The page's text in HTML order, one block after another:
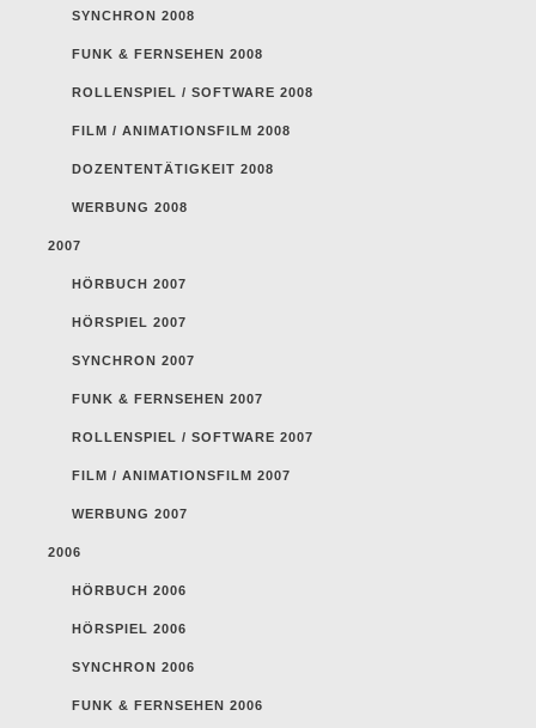
SYNCHRON 2008
FUNK & FERNSEHEN 2008
ROLLENSPIEL / SOFTWARE 2008
FILM / ANIMATIONSFILM 2008
DOZENTENTÄTIGKEIT 2008
WERBUNG 2008
2007
HÖRBUCH 2007
HÖRSPIEL 2007
SYNCHRON 2007
FUNK & FERNSEHEN 2007
ROLLENSPIEL / SOFTWARE 2007
FILM / ANIMATIONSFILM 2007
WERBUNG 2007
2006
HÖRBUCH 2006
HÖRSPIEL 2006
SYNCHRON 2006
FUNK & FERNSEHEN 2006